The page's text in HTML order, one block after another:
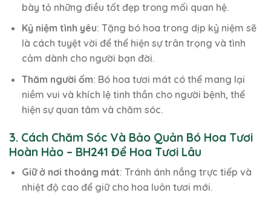
bày tỏ những điều tốt đẹp trong mối quan hệ.
Kỷ niệm tình yêu: Tặng bó hoa trong dịp kỷ niệm sẽ
là cách tuyệt vời để thể hiện sự trân trọng và tình
cảm dành cho người bạn đời.
Thăm người ốm: Bó hoa tươi mát có thể mang lại
niềm vui và khích lệ tinh thần cho người bệnh, thể
hiện sự quan tâm và chăm sóc.
3. Cách Chăm Sóc Và Bảo Quản Bó Hoa Tươi
Hoàn Hảo – BH241 Để Hoa Tươi Lâu
Giữ ở nơi thoáng mát: Tránh ánh nắng trực tiếp và
nhiệt độ cao để giữ cho hoa luôn tươi mới.